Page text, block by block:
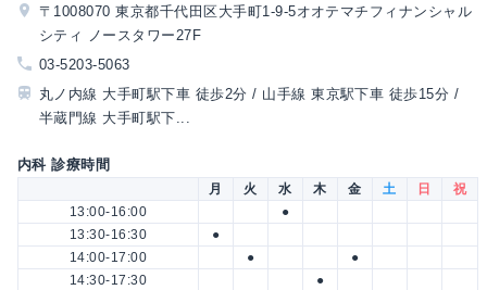
〒1008070 東京都千代田区大手町1-9-5オオテマチフィナンシャル
シティ ノースタワー27F
03-5203-5063
丸ノ内線 大手町駅下車 徒歩2分 / 山手線 東京駅下車 徒歩15分 /
半蔵門線 大手町駅下...
内科 診療時間
月 火 水 木 金 土 日
祝
13:00-16:00
●
13:30-16:30
●
14:00-17:00
●
●
14:30-17:30
●